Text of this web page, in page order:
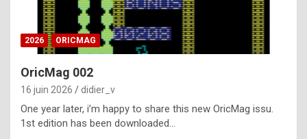
i
ff
i
l
t
2026 ORICMAG
OricMag 002
16 juin 2026 didier_v
One year later, i’m happy to share this new OricMag issu.
1st edition has been downloaded…